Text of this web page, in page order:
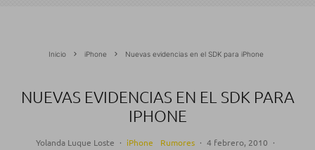
Inicio iPhone Nuevas evidencias en el SDK para iPhone
NUEVAS EVIDENCIAS EN EL SDK PARA
IPHONE
Yolanda Luque Loste · iPhone Rumores · 4 febrero, 2010 ·